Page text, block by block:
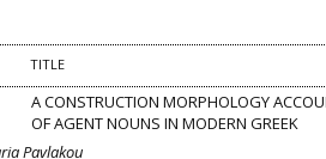
TITLE
A CONSTRUCTION MORPHOLOGY
OF AGENT NOUNS IN MODERN GREEK
Pavlakou